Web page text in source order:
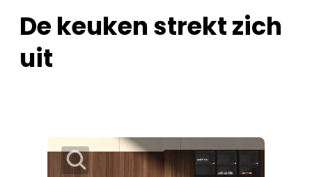
De keuken strekt zich
uit